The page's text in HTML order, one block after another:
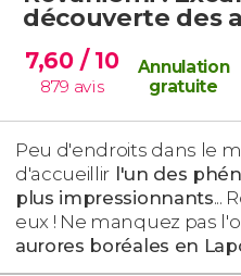
découverte des
7,60 / 10
879 avis
Annulation
gratuite
Peu d'endroits dans le
d'accueillir l'un des
plus impressionnants...
eux ! Ne manquez pas
aurores boréales en